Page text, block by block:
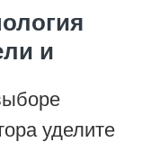
и
уделите